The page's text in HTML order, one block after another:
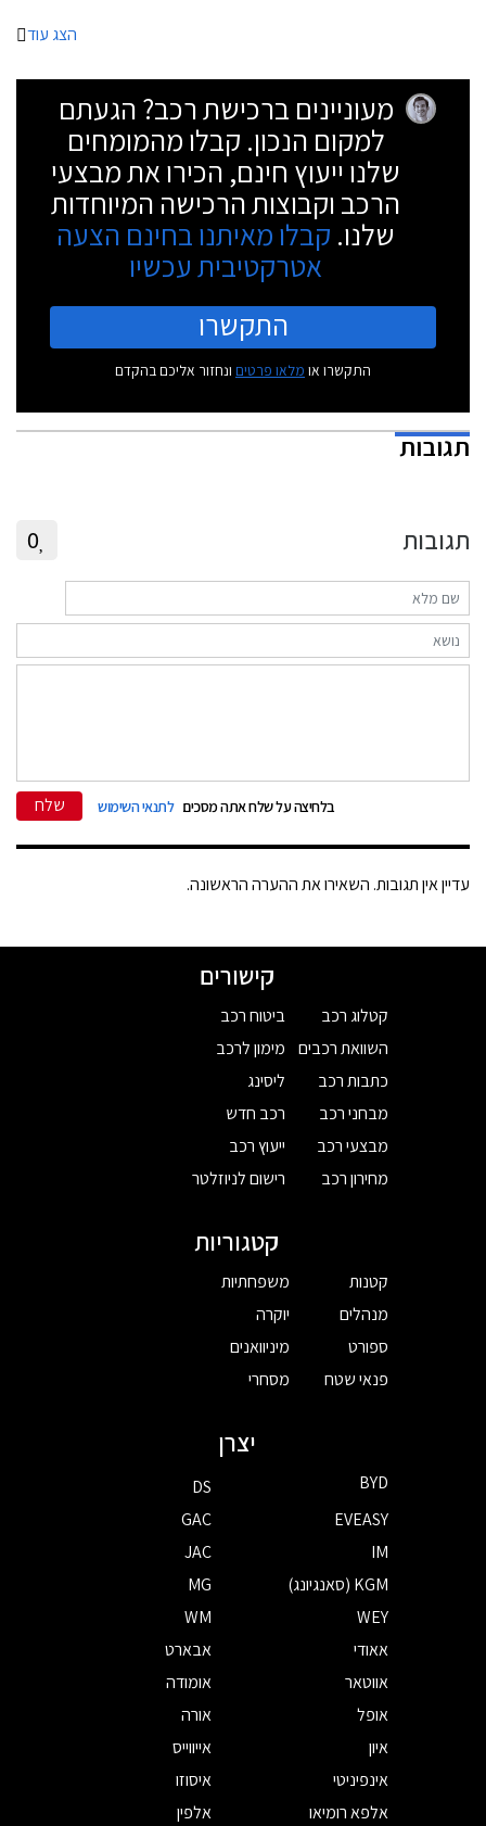
הצג עוד
מעוניינים ברכישת רכב? הגעתם
למקום הנכון. קבלו מהמומחים
שלנו ייעוץ חינם, הכירו את מבצעי
הרכב וקבוצות הרכישה המיוחדות
שלנו. קבלו מאיתנו בחינם הצעה
אטרקטיבית עכשיו
התקשרו
התקשרו או מלאו פרטים ונחזור אליכם בהקדם
תגובות
תגובות 0
בלחיצה על שלח אתה מסכים לתנאי השימוש שלח
עדיין אין תגובות. השאירו את ההערה הראשונה.
קישורים
קטלוג רכב
השוואת רכבים
כתבות רכב
מבחני רכב
מבצעי רכב
מחירון רכב
ביטוח רכב
מימון לרכב
ליסינג
רכב חדש
ייעוץ רכב
רישום לניוזלטר
קטגוריות
קטנות
מנהלים
ספורט
פנאי שטח
משפחתיות
יוקרה
מיניוואנים
מסחרי
יצרן
BYD
DS
EVEASY
GAC
IM
JAC
KGM (סאנגיונג)
MG
WEY
WM
אאודי
אבארט
אווטאר
אומודה
אופל
אורה
איון
אייווייס
אינפיניטי
איסוזו
אלפא רומיאו
אלפין